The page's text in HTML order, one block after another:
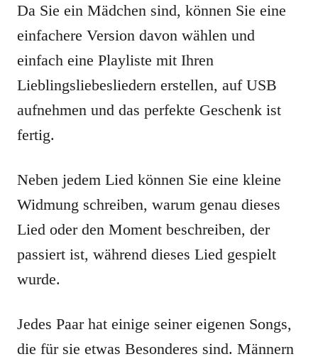
Da Sie ein Mädchen sind, können Sie eine
einfachere Version davon wählen und
einfach eine Playliste mit Ihren
Lieblingsliebesliedern erstellen, auf USB
aufnehmen und das perfekte Geschenk ist
fertig.
Neben jedem Lied können Sie eine kleine
Widmung schreiben, warum genau dieses
Lied oder den Moment beschreiben, der
passiert ist, während dieses Lied gespielt
wurde.
Jedes Paar hat einige seiner eigenen Songs,
die für sie etwas Besonderes sind. Männern